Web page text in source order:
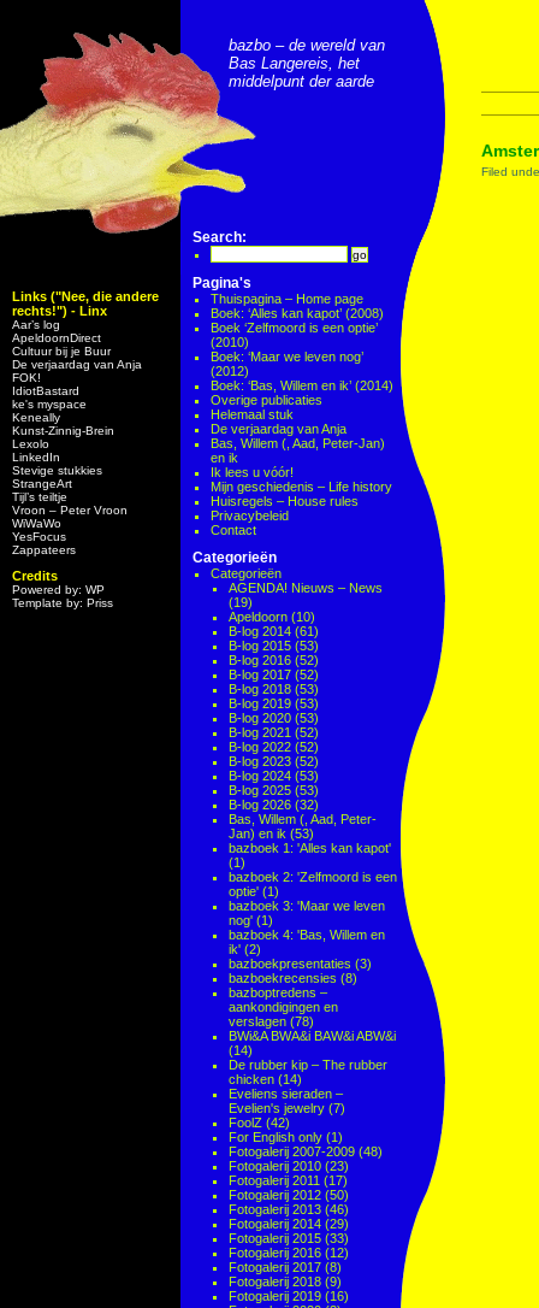
Links ("Nee, die andere
rechts!") - Linx
Aar’s log
ApeldoornDirect
Cultuur bij je Buur
De verjaardag van Anja
FOK!
IdiotBastard
ke's myspace
Keneally
Kunst-Zinnig-Brein
Lexolo
LinkedIn
Stevige stukkies
StrangeArt
Tijl’s teiltje
Vroon – Peter Vroon
WiWaWo
YesFocus
Zappateers
Credits
Powered by: WP
Template by: Priss
bazbo – de wereld van
Bas Langereis, het
middelpunt der aarde
Search:
Pagina's
Thuispagina – Home page
Boek: ‘Alles kan kapot’ (2008)
Boek ‘Zelfmoord is een optie’
(2010)
Boek: ‘Maar we leven nog’
(2012)
Boek: ‘Bas, Willem en ik’ (2014)
Overige publicaties
Helemaal stuk
De verjaardag van Anja
Bas, Willem (, Aad, Peter-Jan)
en ik
Ik lees u vóór!
Mijn geschiedenis – Life history
Huisregels – House rules
Privacybeleid
Contact
Categorieën
Categorieën
AGENDA! Nieuws – News
(19)
Apeldoorn (10)
B-log 2014 (61)
B-log 2015 (53)
B-log 2016 (52)
B-log 2017 (52)
B-log 2018 (53)
B-log 2019 (53)
B-log 2020 (53)
B-log 2021 (52)
B-log 2022 (52)
B-log 2023 (52)
B-log 2024 (53)
B-log 2025 (53)
B-log 2026 (32)
Bas, Willem (, Aad, Peter-
Jan) en ik (53)
bazboek 1: 'Alles kan kapot'
(1)
bazboek 2: 'Zelfmoord is een
optie' (1)
bazboek 3: 'Maar we leven
nog' (1)
bazboek 4: 'Bas, Willem en
ik' (2)
bazboekpresentaties (3)
bazboekrecensies (8)
bazboptredens –
aankondigingen en
verslagen (78)
BWi&A BWA&i BAW&i ABW&i
(14)
De rubber kip – The rubber
chicken (14)
Eveliens sieraden –
Evelien's jewelry (7)
FoolZ (42)
For English only (1)
Fotogalerij 2007-2009 (48)
Fotogalerij 2010 (23)
Fotogalerij 2011 (17)
Fotogalerij 2012 (50)
Fotogalerij 2013 (46)
Fotogalerij 2014 (29)
Fotogalerij 2015 (33)
Fotogalerij 2016 (12)
Fotogalerij 2017 (8)
Fotogalerij 2018 (9)
Fotogalerij 2019 (16)
Filed